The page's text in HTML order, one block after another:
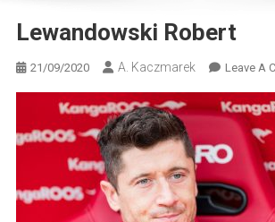
Lewandowski Robert
21/09/2020 A. Kaczmarek Leave A